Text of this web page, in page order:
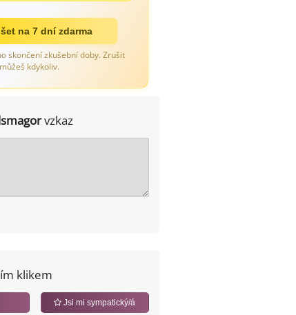
na 7 dní zdarma
skončení zkušební doby. Zrušit
můžeš kdykoliv.
vzkaz
klikem
Jsi mi sympatický/á